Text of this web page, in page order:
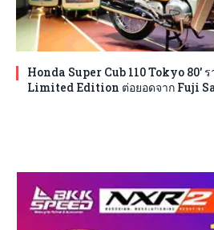
Honda Super Cub 110 Tokyo 80′
Limited Edition ต่อยอดจาก Fuji